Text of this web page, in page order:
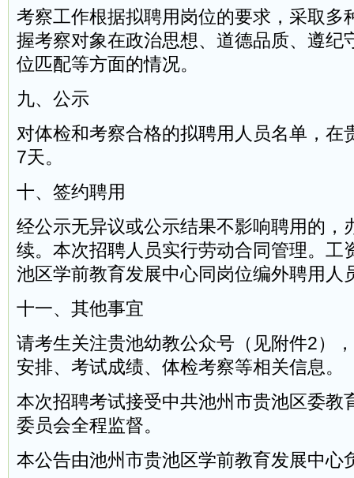
考察工作根据拟聘用岗位的要求，采取多
握考察对象在政治思想、道德品质、遵纪
位匹配等方面的情况。
九、公示
对体检和考察合格的拟聘用人员名单，在
7天。
十、签约聘用
经公示无异议或公示结果不影响聘用的，
续。本次招聘人员实行劳动合同管理。工
池区学前教育发展中心同岗位编外聘用人
十一、其他事宜
请考生关注贵池幼教公众号（见附件2）
安排、考试成绩、体检考察等相关信息。
本次招聘考试接受中共池州市贵池区委教
委员会全程监督。
本公告由池州市贵池区学前教育发展中心